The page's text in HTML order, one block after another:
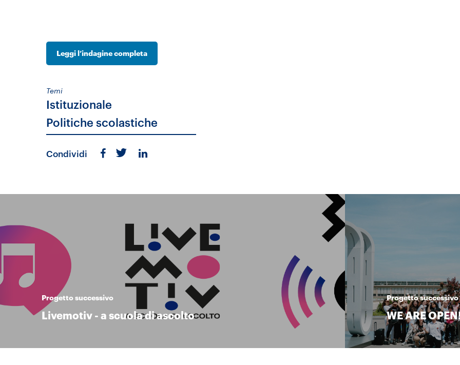
Leggi l’indagine completa
Temi
Istituzionale
Politiche scolastiche
Condividi
Progetto successivo
Livemotiv - a scuola di ascolto
Progetto successivo
WE ARE